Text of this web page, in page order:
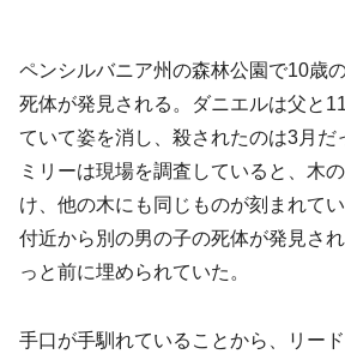
ペンシルバニア州の森林公園で10歳
死体が発見される。ダニエルは父と
ていて姿を消し、殺されたのは3月だ
ミリーは現場を調査していると、木
け、他の木にも同じものが刻まれて
付近から別の男の子の死体が発見さ
っと前に埋められていた。
手口が手馴れていることから、リー